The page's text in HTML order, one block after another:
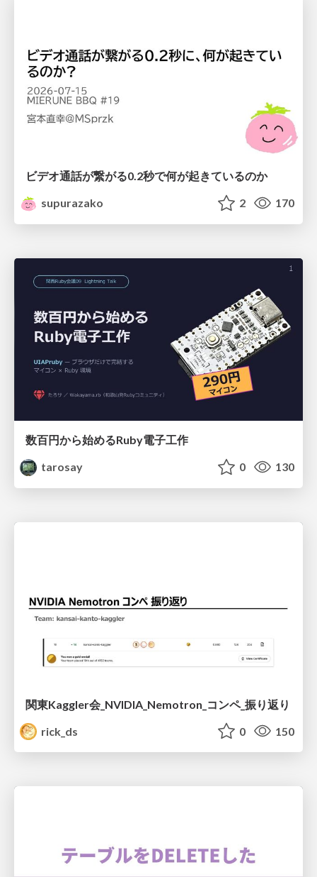
ビデオ通話が繋がる0.2秒で何が起きているのか
supurazako
2 170
数百円から始めるRuby電子工作
tarosay
0 130
関東Kaggler会_NVIDIA_Nemotron_コンペ_振り返り
rick_ds
0 150